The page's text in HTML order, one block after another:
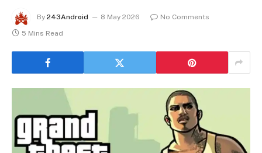
By 243Android 8 May 2026
No Comments
5 Mins Read